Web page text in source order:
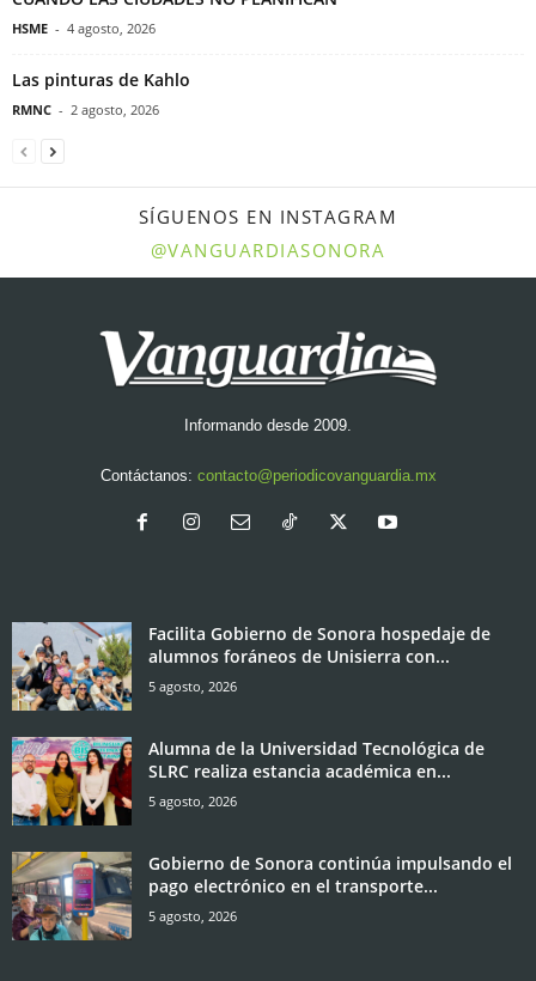
HSME - 4 agosto, 2026
Las pinturas de Kahlo
RMNC - 2 agosto, 2026
SÍGUENOS EN INSTAGRAM
@VANGUARDIASONORA
Informando desde 2009.
Contáctanos: contacto@periodicovanguardia.mx
Facilita Gobierno de Sonora hospedaje de
alumnos foráneos de Unisierra con...
5 agosto, 2026
Alumna de la Universidad Tecnológica de
SLRC realiza estancia académica en...
5 agosto, 2026
Gobierno de Sonora continúa impulsando el
pago electrónico en el transporte...
5 agosto, 2026